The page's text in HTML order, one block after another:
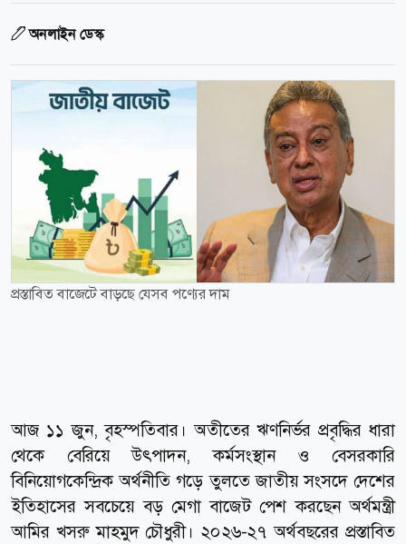
অনলাইন ডেস্ক
প্রস্তাবিত বাজেটে বাড়ছে যেসব পণ্যের দাম
আজ ১১ জুন, বৃহস্পতিবার। অতীতের ঋণনির্ভর প্রবৃদ্ধির ধারা
থেকে বেরিয়ে উৎপাদন, কর্মসংস্থান ও বেসরকারি
বিনিয়োগকেন্দ্রিক অর্থনীতি গড়ে তুলতে জাতীয় সংসদে দেশের
ইতিহাসের সবচেয়ে বড় মেগা বাজেট পেশ করছেন অর্থমন্ত্রী
আমির খসরু মাহমুদ চৌধুরী। ২০২৬-২৭ অর্থবছরের প্রস্তাবিত